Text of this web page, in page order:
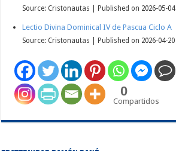
Source: Cristonautas Published on 2026-05-04
Lectio Divina Dominical IV de Pascua Ciclo A
Source: Cristonautas Published on 2026-04-20
0
Compartidos